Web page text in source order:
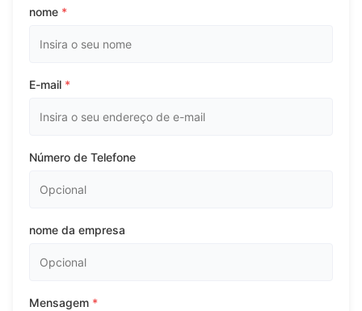
nome *
E-mail *
Número de Telefone
nome da empresa
Mensagem *